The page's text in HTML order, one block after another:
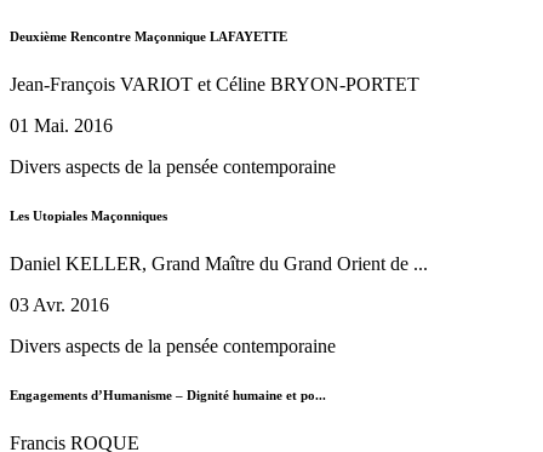
Deuxième Rencontre Maçonnique LAFAYETTE
Jean-François VARIOT et Céline BRYON-PORTET
01 Mai. 2016
Divers aspects de la pensée contemporaine
Les Utopiales Maçonniques
Daniel KELLER, Grand Maître du Grand Orient de ...
03 Avr. 2016
Divers aspects de la pensée contemporaine
Engagements d’Humanisme – Dignité humaine et po...
Francis ROQUE